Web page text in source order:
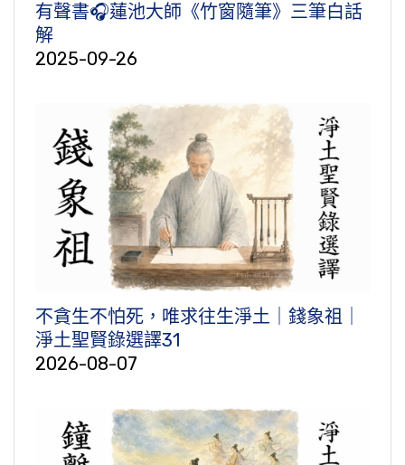
有聲書🎧蓮池大師《竹窗隨筆》三筆白話
解
2025-09-26
不貪生不怕死，唯求往生淨土｜錢象祖｜
淨土聖賢錄選譯31
2026-08-07